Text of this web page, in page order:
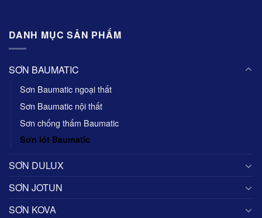
DANH MỤC SẢN PHẨM
SƠN BAUMATIC
Sơn Baumatic ngoại thất
Sơn Baumatic nội thất
Sơn chống thấm Baumatic
Sơn lót Baumatic
SƠN DULUX
SƠN JOTUN
SƠN KOVA